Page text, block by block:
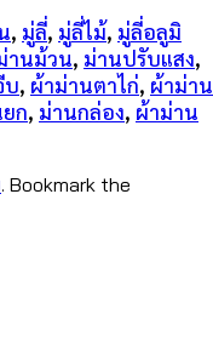
, มู่ลี่, มู่ลี่ไม้, มู่ลี่อลูมิ
านม้วน, ม่านปรับแสง,
บ, ผ้าม่านตาไก่, ผ้าม่าน
ก, ม่านกล่อง, ผ้าม่าน
. Bookmark the